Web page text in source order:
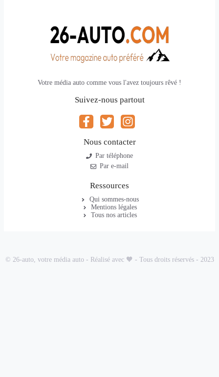
Votre média auto comme vous l'avez toujours rêvé !
Suivez-nous partout
Nous contacter
Par téléphone
Par e-mail
Ressources
Qui sommes-nous
Mentions légales
Tous nos articles
© 26-auto, votre média auto - Réalisé avec 🧡 - Tous droits réservés - 2023